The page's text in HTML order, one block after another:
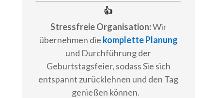
👍
Stressfreie Organisation:Wir
übernehmen die komplette Planung
und Durchführung der
Geburtstagsfeier, sodass Sie sich
entspannt zurücklehnen und den Tag
genießen können.